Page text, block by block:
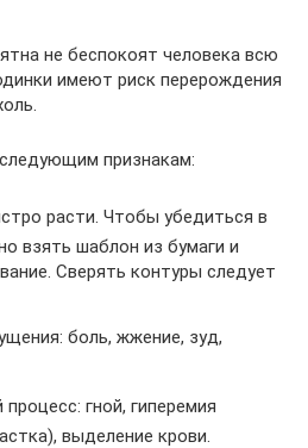
не беспокоят человека всю
имеют риск перерождения
признакам:
расти. Чтобы убедиться в
взять шаблон из бумаги и
Сверять контуры следует
боль, жжение, зуд,
гной, гиперемия
выделение крови.